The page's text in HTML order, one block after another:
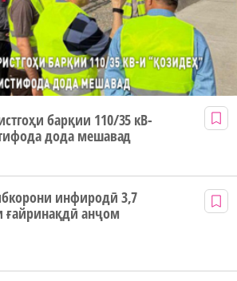
барқии 110/35 кВ-
дода мешавад
инфиродӣ 3,7
анҷом